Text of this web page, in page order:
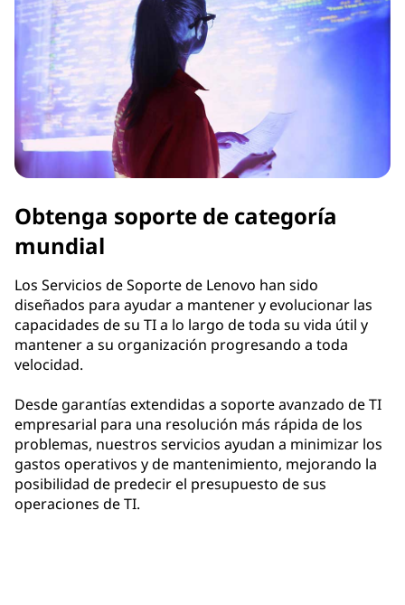
Obtenga soporte de categoría
mundial
Los Servicios de Soporte de Lenovo han sido
diseñados para ayudar a mantener y evolucionar las
capacidades de su TI a lo largo de toda su vida útil y
mantener a su organización progresando a toda
velocidad.
Desde garantías extendidas a soporte avanzado de TI
empresarial para una resolución más rápida de los
problemas, nuestros servicios ayudan a minimizar los
gastos operativos y de mantenimiento, mejorando la
posibilidad de predecir el presupuesto de sus
operaciones de TI.